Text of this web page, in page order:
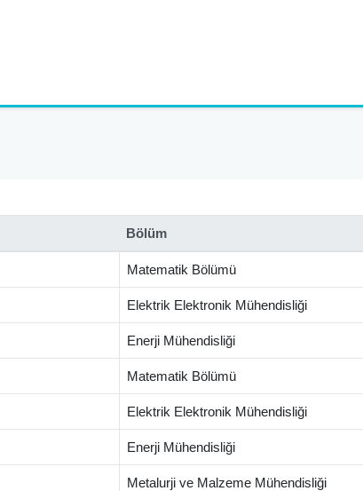
Bölüm
Matematik Bölümü
Elektrik Elektronik Mühendisliği
Enerji Mühendisliği
Matematik Bölümü
Elektrik Elektronik Mühendisliği
Enerji Mühendisliği
Metalurji ve Malzeme Mühendisliği